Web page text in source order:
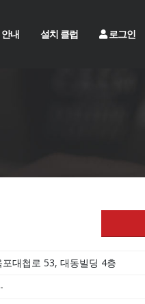
내 설치 클럽 로그인
대첩로 53, 대동빌딩 4층